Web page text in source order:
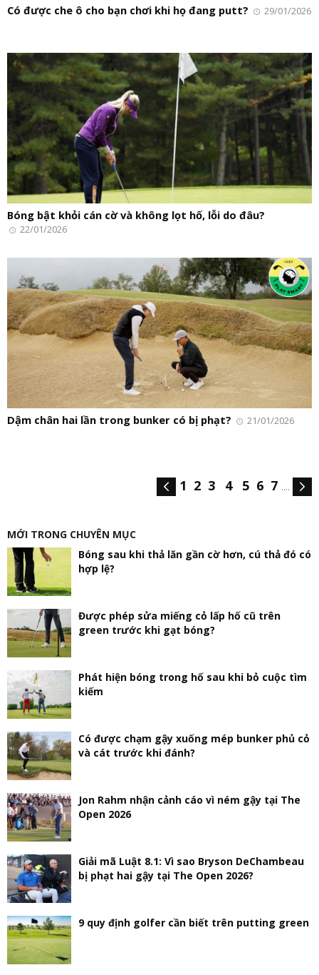
Có được che ô cho bạn chơi khi họ đang putt? 29/01/2026
Bóng bật khỏi cán cờ và không lọt hố, lỗi do đâu?
22/01/2026
Dậm chân hai lần trong bunker có bị phạt? 21/01/2026
1 2 3 4 5 6 7 ....
MỚI TRONG CHUYÊN MỤC
Bóng sau khi thả lăn gần cờ hơn, cú thả đó có
hợp lệ?
Được phép sửa miếng cỏ lấp hố cũ trên
green trước khi gạt bóng?
Phát hiện bóng trong hố sau khi bỏ cuộc tìm
kiếm
Có được chạm gậy xuống mép bunker phủ cỏ
và cát trước khi đánh?
Jon Rahm nhận cảnh cáo vì ném gậy tại The
Open 2026
Giải mã Luật 8.1: Vì sao Bryson DeChambeau
bị phạt hai gậy tại The Open 2026?
9 quy định golfer cần biết trên putting green